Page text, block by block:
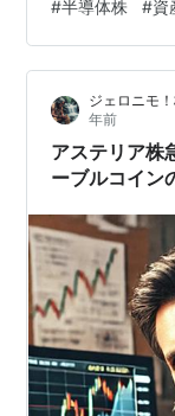
#半導体株 #資
ジェロニモ
年前
アステリア株
ーブルコイン